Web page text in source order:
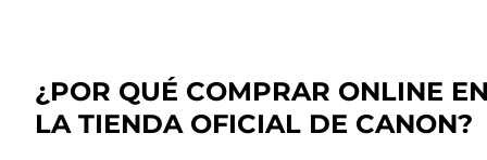
¿POR QUÉ COMPRAR ONLINE
LA TIENDA OFICIAL DE CANON?